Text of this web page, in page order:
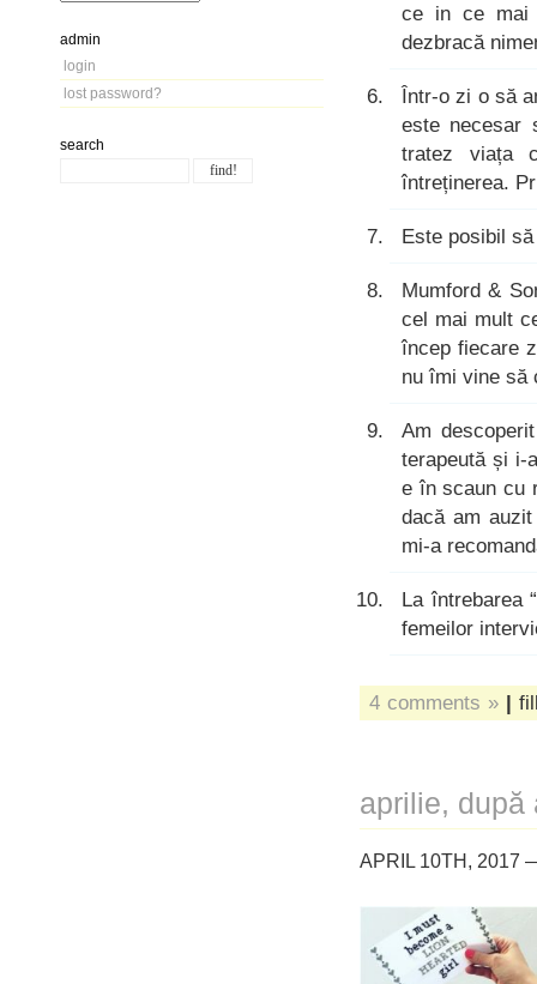
admin
login
lost password?
search
ce in ce mai
dezbracă
Într-o zi o să
este necesar
tratez viața
întreținerea.
Este posibil
Mumford &
cel mai mult
încep fiecare
nu îmi vine să
Am
terapeută și i-
e în scaun cu
dacă am
mi-a
La întrebarea
femeilor
4 comments » |
aprilie, după
APRIL 10TH, 2017